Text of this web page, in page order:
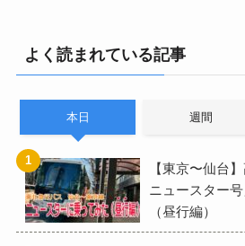
よく読まれている記事
本日 週間
【東京〜仙台
ニュースター
（昼行編）